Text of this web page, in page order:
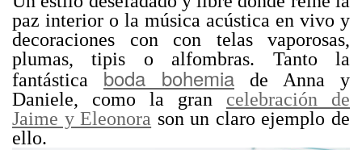
paz interior o la música acústica en vivo y
decoraciones con con telas vaporosas,
plumas, tipis o alfombras. Tanto la
fantástica boda bohemia de Anna y
Daniele, como la gran celebración de
Jaime y Eleonora son un claro ejemplo de
ello.